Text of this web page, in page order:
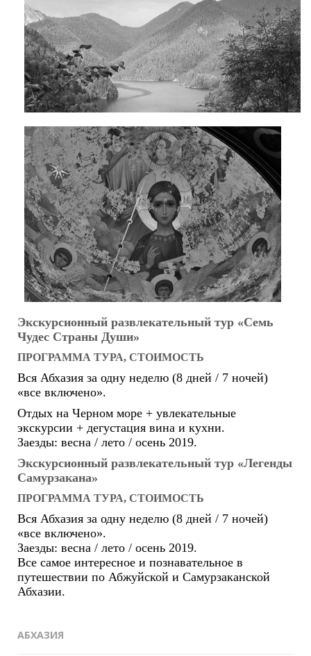
Экскурсионный развлекательный тур «Семь
Чудес Страны Души»
ПРОГРАММА ТУРА, СТОИМОСТЬ
Вся Абхазия за одну неделю (8 дней / 7 ночей)
«все включено».
Отдых на Черном море + увлекательные
экскурсии + дегустация вина и кухни.
Заезды: весна / лето / осень 2019.
Экскурсионный развлекательный тур «Легенды
Самурзакана»
ПРОГРАММА ТУРА, СТОИМОСТЬ
Вся Абхазия за одну неделю (8 дней / 7 ночей)
«все включено».
Заезды: весна / лето / осень 2019.
Все самое интересное и познавательное в
путешествии по Абжуйской и Самурзаканской
Абхазии.
АБХАЗИЯ